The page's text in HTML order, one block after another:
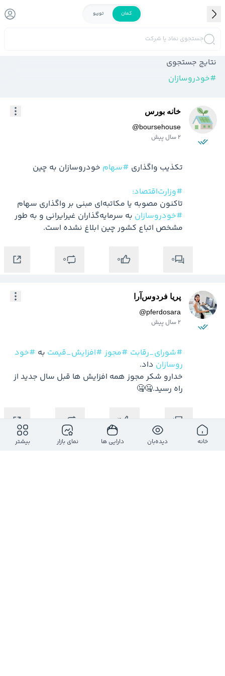
کمان توربو
جستجوی نماد یا شرکت
نتایج جستجوی
#خودروسازان
خانه بورس
@boursehouse
2 سال پیش
تکذیب واگذاری #سهام
#وزارت‌اقتصاد:
تاکنون مصوبه یا مکاتبه‌‌‌ای مبنی بر واگذاری سهام
#خودروسازان
مشخص اتباع کشور چین ابلاغ نشده است.
0
0
0
پریا فردوس‌آرا
@pferdosara
2 سال پیش
#شورای_رقابت #مجوز #افزایش_قیمت به #خود
روسازان
راه رسید.🤐🤐
1
4
خانه دیده‌بان دارایی ها نمای بازار بیشتر